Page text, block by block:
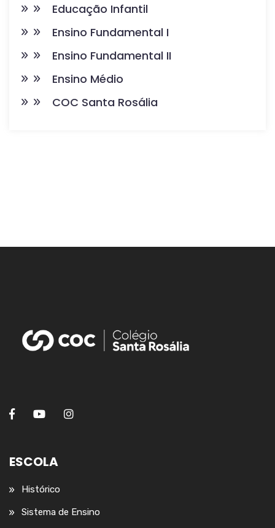
Educação Infantil
Ensino Fundamental I
Ensino Fundamental II
Ensino Médio
COC Santa Rosália
ESCOLA
Histórico
Sistema de Ensino